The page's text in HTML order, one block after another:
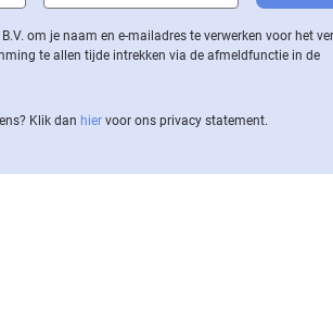
om je naam en e-mailadres te verwerken voor het
te allen tijde intrekken via de af­meld­func­tie in de
Klik dan hier voor ons privacy statement.